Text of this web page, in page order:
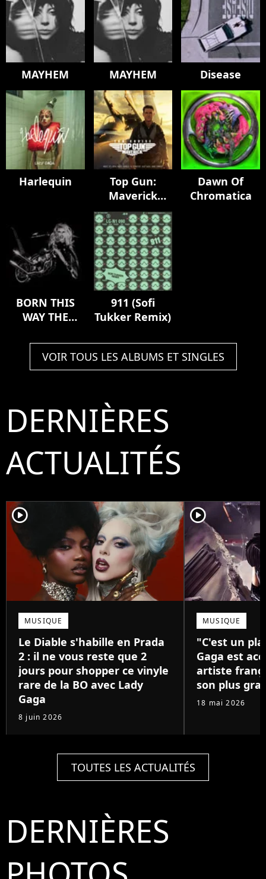
MAYHEM MAYHEM Disease
Harlequin
Top Gun:
Maverick
(Music From
The Motion
Picture)
Dawn Of
Chromatica
BORN THIS
WAY THE
ANNIVERSARY
911 (Sofi
Tukker Remix)
VOIR TOUS LES ALBUMS ET SINGLES
DERNIÈRES
ACTUALITÉS
player2
MUSIQUE
Le Diable s'habille en Prada
2 : il ne vous reste que 2
jours pour shopper ce vinyle
rare de la BO avec Lady
Gaga
8 juin 2026
player2
MUSIQUE
"C'est un
Gaga est
artiste
son plus
18 mai 2026
TOUTES LES ACTUALITÉS
DERNIÈRES